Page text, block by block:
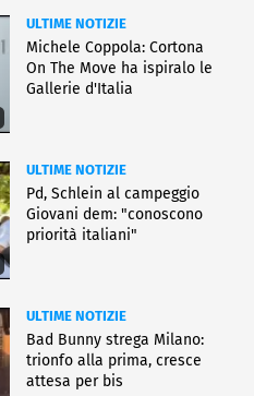
ULTIME NOTIZIE
Michele Coppola: Cortona
On The Move ha ispiralo le
Gallerie d'Italia
ULTIME NOTIZIE
Pd, Schlein al campeggio
Giovani dem: "conoscono
priorità italiani"
ULTIME NOTIZIE
Bad Bunny strega Milano:
trionfo alla prima, cresce
attesa per bis